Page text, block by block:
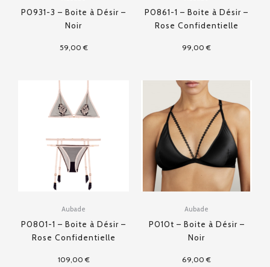
P0931-3 – Boite à Désir –
Noir
59,00€
P0861-1 – Boite à Désir –
Rose Confidentielle
99,00€
Aubade
P0801-1 – Boite à Désir –
Rose Confidentielle
109,00€
Aubade
P010t – Boite à Désir –
Noir
69,00€